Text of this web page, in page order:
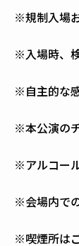
※規制入場
※入場時、
※自主的な
※本公演の
※アルコー
※会場内で
※喫煙所は